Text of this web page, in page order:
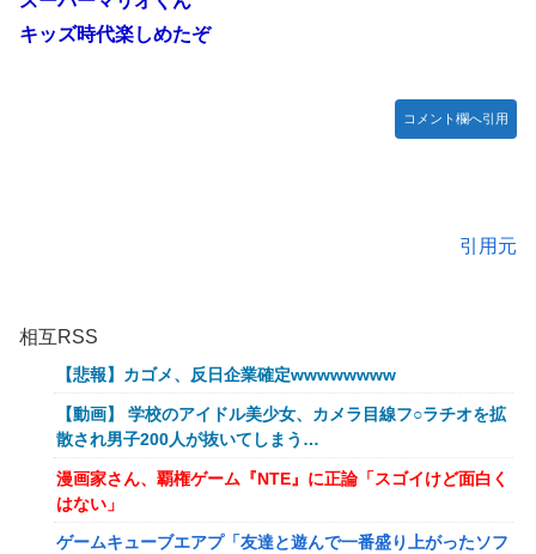
キッズ時代楽しめたぞ
コメント欄へ引用
引用元
相互RSS
【悲報】カゴメ、反日企業確定wwwwwwww
【動画】 学校のアイドル美少女、カメラ目線フ○ラチオを拡
散され男子200人が抜いてしまう…
漫画家さん、覇権ゲーム『NTE』に正論「スゴイけど面白く
はない」
ゲームキューブエアプ「友達と遊んで一番盛り上がったソフ